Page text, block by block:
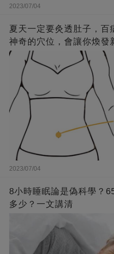
2023/07/04
夏天一定要灸透肚子，百
神奇的穴位，會讓你煥發
2023/07/04
8小時睡眠論是偽科學？
多少？一文講清